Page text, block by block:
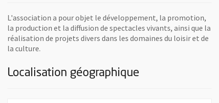
L'association a pour objet le développement, la promotion,
la production et la diffusion de spectacles vivants, ainsi que la
réalisation de projets divers dans les domaines du loisir et de
la culture.
Localisation géographique